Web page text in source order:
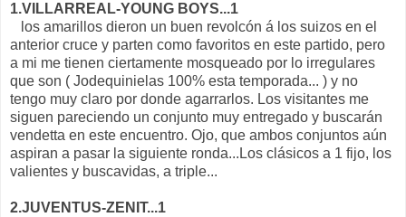
1.VILLARREAL-YOUNG BOYS...1
los amarillos dieron un buen revolcón á los suizos en el
anterior cruce y parten como favoritos en este partido, pero
a mi me tienen ciertamente mosqueado por lo irregulares
que son ( Jodequinielas 100% esta temporada... ) y no
tengo muy claro por donde agarrarlos. Los visitantes me
siguen pareciendo un conjunto muy entregado y buscarán
vendetta en este encuentro. Ojo, que ambos conjuntos aún
aspiran a pasar la siguiente ronda...Los clásicos a 1 fijo, los
valientes y buscavidas, a triple...
2.JUVENTUS-ZENIT...1